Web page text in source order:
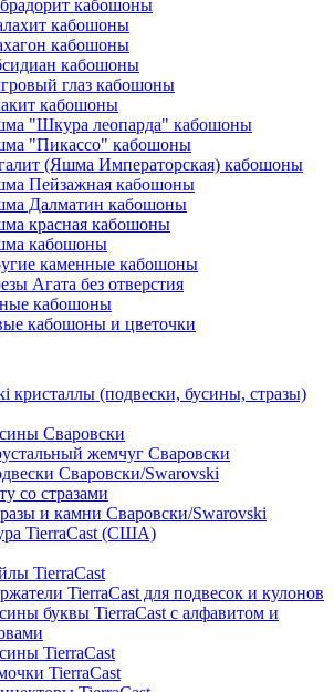
кабошоны
кабошоны
кабошоны
кабошоны
глаз кабошоны
кабошоны
"Шкура леопарда" кабошоны
"Пикассо" кабошоны
(Яшма Императорская) кабошоны
Пейзажная кабошоны
Далматин кабошоны
красная кабошоны
кабошоны
каменные кабошоны
Агата без отверстия
кабошоны
кабошоны и цветочки
кристаллы (подвески, бусины, стразы)
Сваровски
жемчуг Сваровски
Сваровски/Swarovski
со стразами
и камни Сваровски/Swarovski
TierraCast (США)
TierraCast
TierraCast для подвесок и кулонов
буквы TierraCast с алфавитом и
TierraCast
TierraCast